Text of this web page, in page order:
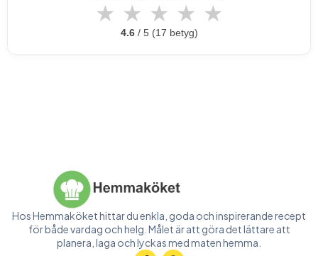
★ ★ ★ ★ ★
4.6/ 5 (17 betyg)
Hos Hemmaköket hittar du enkla, goda och inspirerande recept
för både vardag och helg. Målet är att göra det lättare att
planera, laga och lyckas med maten hemma.